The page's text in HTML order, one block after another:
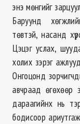
энэ мөнгийг
Баруунд
төвтэй, насанд
Цэцэг услах,
холих зэрэг
Онгоцонд
авчраад өгөхөөр
дараагийнх нь
бодисоор